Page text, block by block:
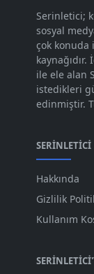
Kas 2023
Eki 2023 [73]
Eyl 2023 [73]
Ağu 2023 [74]
Tem 2023 [76]
Haz 2023
May 2023
Nis 2023
Mar 2023
Oca 2023 [87]
Serinletici;
sosyal
çok konuda
ile ele alan
istedikleri
edinmiştir.
SERINLETICI
Hakkında
Gizlilik
Kullanım